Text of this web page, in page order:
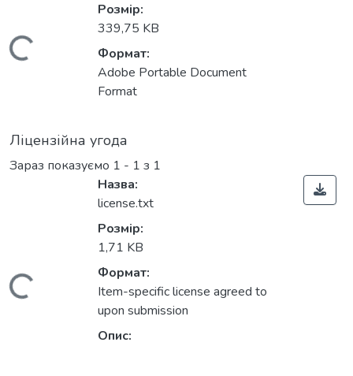
Вантажиться...
Розмір:
339,75 KB
Формат:
Adobe Portable Document
Format
Ліцензійна угода
Зараз показуємо 1 - 1 з 1
Вантажиться...
Назва:
license.txt
Розмір:
1,71 KB
Формат:
Item-specific license agreed to
upon submission
Опис: